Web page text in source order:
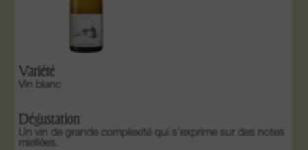
Variété
Vin blanc
Dégustation
Un vin de grande complexité qui s’exprime sur des notes
miellées.